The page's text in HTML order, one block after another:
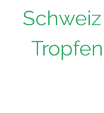
Schweiz
Tropfen